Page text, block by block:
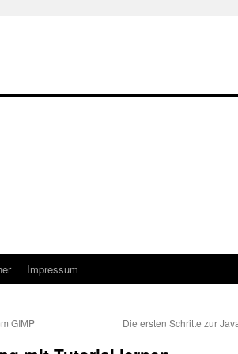
Impressum
GIMP Die ersten Schritte zur